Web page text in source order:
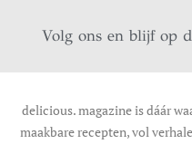
Volg ons en blijf op
delicious. magazine is dáár
maakbare recepten, vol